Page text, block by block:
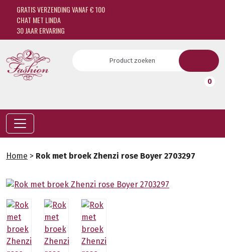
GRATIS VERZENDING VANAF € 100
CHAT MET LINDA
30 JAAR ERVARING
0
Home > Rok met broek Zhenzi rose Boyer 2703297